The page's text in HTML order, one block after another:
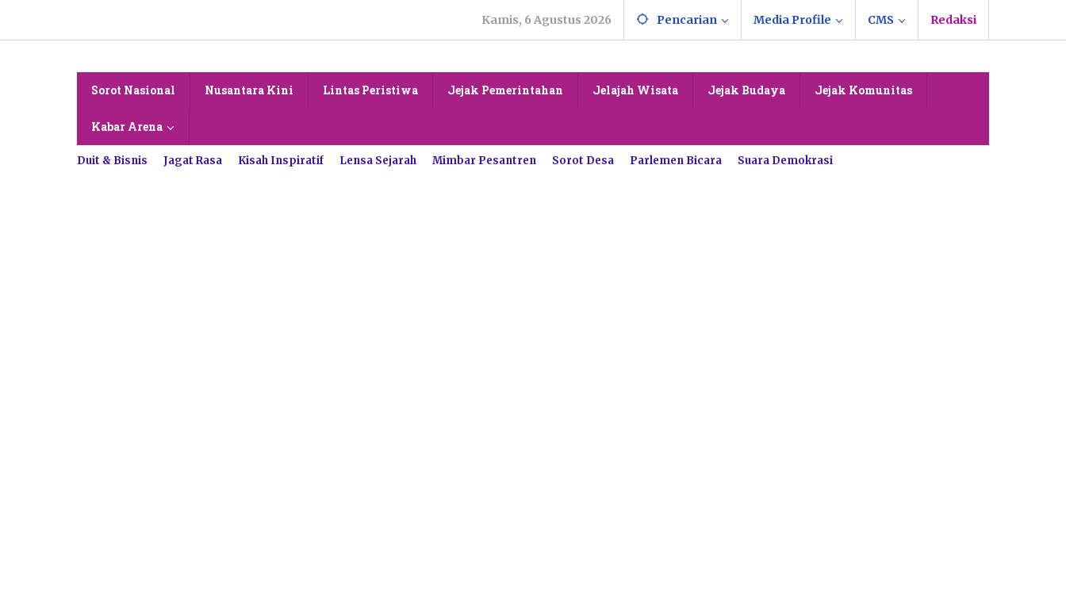
konten
Kamis, 6 Agustus 2026 Pencarian Media Profile CMS Redaksi
Sorot Nasional Nusantara Kini Lintas Peristiwa Jejak Pemerintahan Jelajah Wisata Jejak Budaya Jejak Komunitas
Kabar Arena
Duit & Bisnis Jagat Rasa Kisah Inspiratif Lensa Sejarah Mimbar Pesantren Sorot Desa Parlemen Bicara Suara Demokrasi